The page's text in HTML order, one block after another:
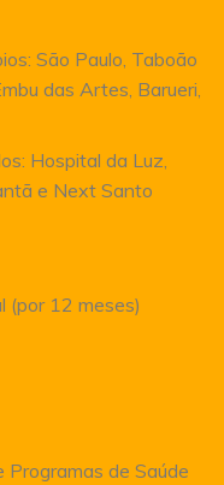
São Paulo, Taboão
das Artes, Barueri,
Hospital da Luz,
e Next Santo
(por 12 meses)
Programas de Saúde